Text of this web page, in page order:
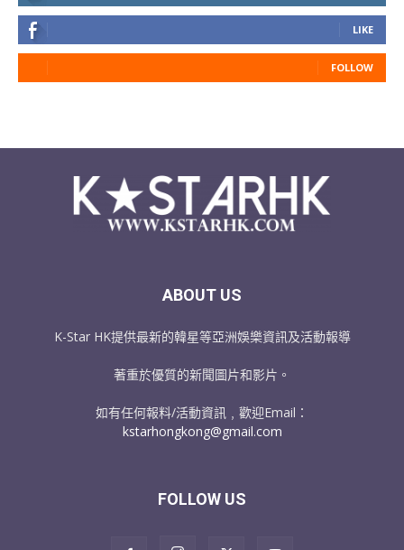
LIKE
FOLLOW
ABOUT US
K-Star HK提供最新的韓星等亞洲娛樂資訊及活動報導
著重於優質的新聞圖片和影片。
如有任何報料/活動資訊﹐歡迎Email：
kstarhongkong@gmail.com
FOLLOW US